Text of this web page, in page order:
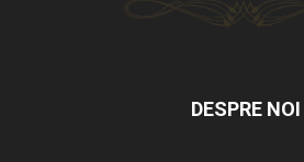
DESPRE NOI